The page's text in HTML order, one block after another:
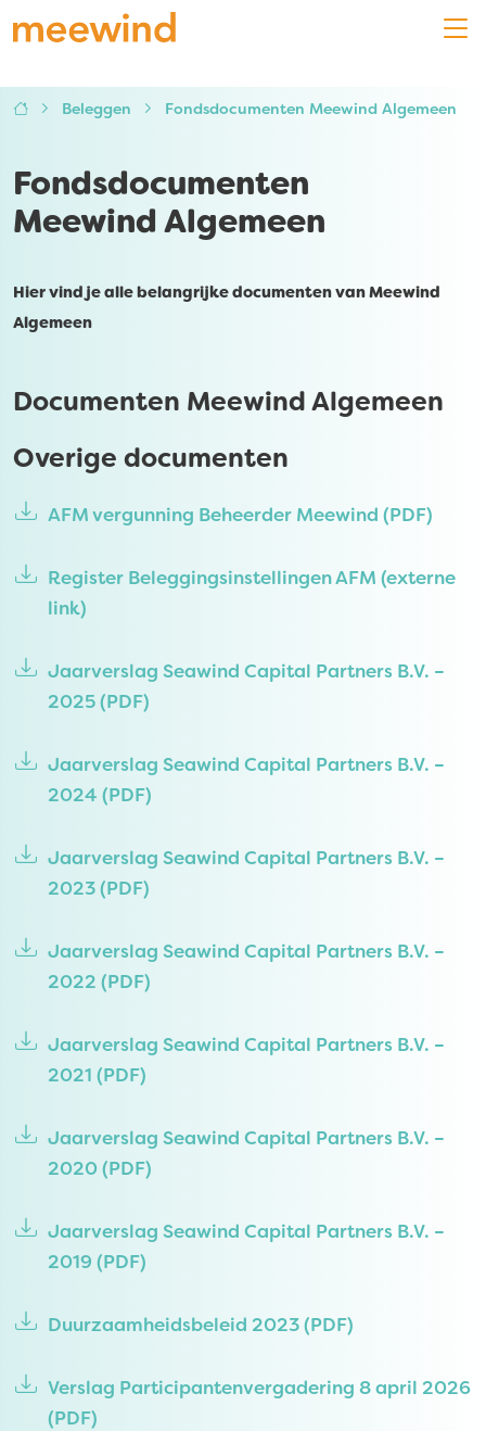
Beleggen Fondsdocumenten Meewind Algemeen
Fondsdocumenten
Meewind Algemeen
Hier vind je alle belangrijke documenten van Meewind
Algemeen
Documenten Meewind Algemeen
Overige documenten
AFM vergunning Beheerder Meewind (PDF)
Register Beleggingsinstellingen AFM (externe
link)
Jaarverslag Seawind Capital Partners B.V. –
2025(PDF)
Jaarverslag Seawind Capital Partners B.V. –
2024 (PDF)
Jaarverslag Seawind Capital Partners B.V. –
2023(PDF)
Jaarverslag Seawind Capital Partners B.V. –
2022 (PDF)
Jaarverslag Seawind Capital Partners B.V. –
2021 (PDF)
Jaarverslag Seawind Capital Partners B.V. –
2020(PDF)
Jaarverslag Seawind Capital Partners B.V. –
2019 (PDF)
Duurzaamheidsbeleid 2023(PDF)
Verslag Participantenvergadering 8 april 2026
(PDF)